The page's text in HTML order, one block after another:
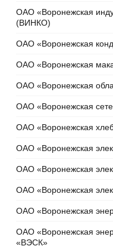
ОАО «Воронежская
(ВИНКО)
ОАО «Воронежская
ОАО «Воронежская
ОАО «Воронежская
ОАО «Воронежская
ОАО «Воронежская
ОАО «Воронежская
ОАО «Воронежская
ОАО «Воронежская
ОАО «Воронежская
ОАО «Воронежская
«ВЭСК»